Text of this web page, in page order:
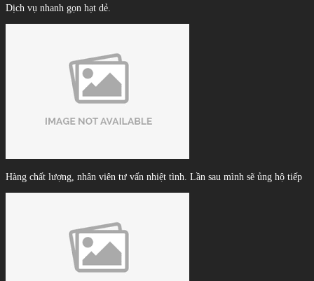
Dịch vụ nhanh gọn hạt dẻ.
Hàng chất lượng, nhân viên tư vấn nhiệt tình. Lần sau mình sẽ ủng hộ tiếp